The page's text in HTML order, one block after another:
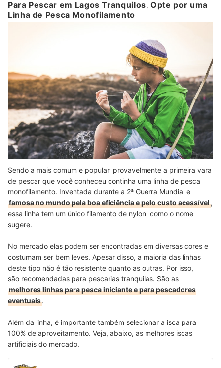
Para Pescar em Lagos Tranquilos, Opte por uma
Linha de Pesca Monofilamento
Sendo a mais comum e popular, provavelmente a primeira vara
de pescar que você conheceu continha uma linha de pesca
monofilamento. Inventada durante a 2ª Guerra Mundial e
famosa no mundo pela boa eficiência e pelo custo acessível,
essa linha tem um único filamento de nylon, como o nome
sugere.
No mercado elas podem ser encontradas em diversas cores e
costumam ser bem leves. Apesar disso, a maioria das linhas
deste tipo não é tão resistente quanto as outras. Por isso,
são recomendadas para pescarias tranquilas. São as
melhores linhas para pesca iniciante e para pescadores
eventuais.
Além da linha, é importante também selecionar a isca para
100% de aproveitamento. Veja, abaixo, as melhores iscas
artificiais do mercado.